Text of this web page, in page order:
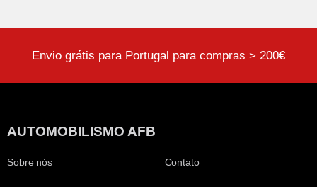
Envio grátis para Portugal para compras > 200€
AUTOMOBILISMO AFB
Sobre nós Contato